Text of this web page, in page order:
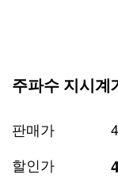
주파수 지시계
판매가
할인가